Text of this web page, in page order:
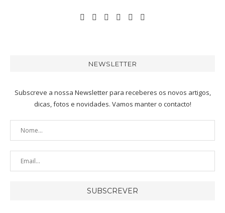
NEWSLETTER
Subscreve a nossa Newsletter para receberes os novos artigos,
dicas, fotos e novidades. Vamos manter o contacto!